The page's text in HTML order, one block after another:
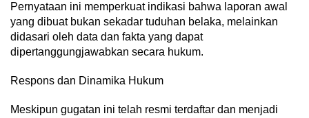
Pernyataan ini memperkuat indikasi bahwa laporan awal
yang dibuat bukan sekadar tuduhan belaka, melainkan
didasari oleh data dan fakta yang dapat
dipertanggungjawabkan secara hukum.
Respons dan Dinamika Hukum
Meskipun gugatan ini telah resmi terdaftar dan menjadi